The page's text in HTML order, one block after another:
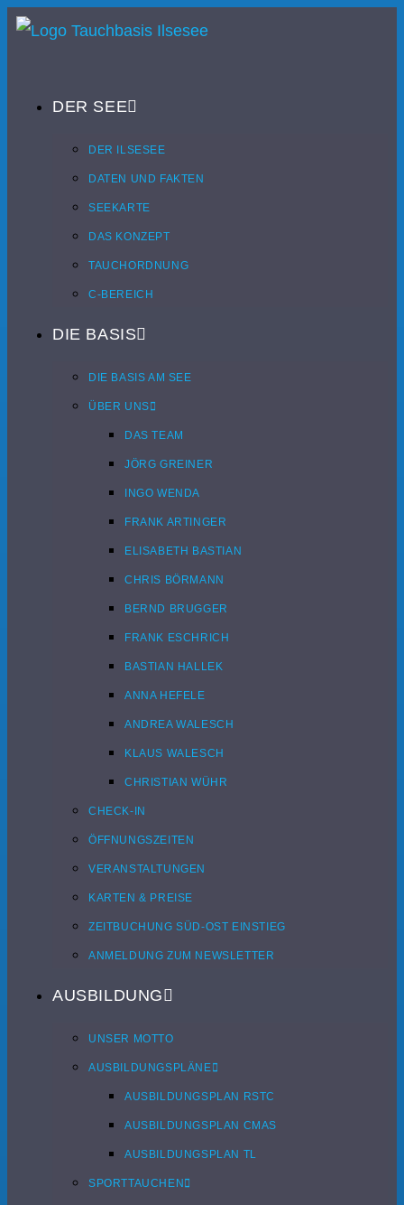
DER SEE
DER ILSESEE
DATEN UND FAKTEN
SEEKARTE
DAS KONZEPT
TAUCHORDNUNG
C-BEREICH
DIE BASIS
DIE BASIS AM SEE
ÜBER UNS
DAS TEAM
JÖRG GREINER
INGO WENDA
FRANK ARTINGER
ELISABETH BASTIAN
CHRIS BÖRMANN
BERND BRUGGER
FRANK ESCHRICH
BASTIAN HALLEK
ANNA HEFELE
ANDREA WALESCH
KLAUS WALESCH
CHRISTIAN WÜHR
CHECK-IN
ÖFFNUNGSZEITEN
VERANSTALTUNGEN
KARTEN & PREISE
ZEITBUCHUNG SÜD-OST EINSTIEG
ANMELDUNG ZUM NEWSLETTER
AUSBILDUNG
UNSER MOTTO
AUSBILDUNGSPLÄNE
AUSBILDUNGSPLAN RSTC
AUSBILDUNGSPLAN CMAS
AUSBILDUNGSPLAN TL
SPORTTAUCHEN